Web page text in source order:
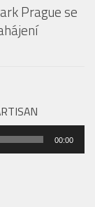
Prague se
00:00